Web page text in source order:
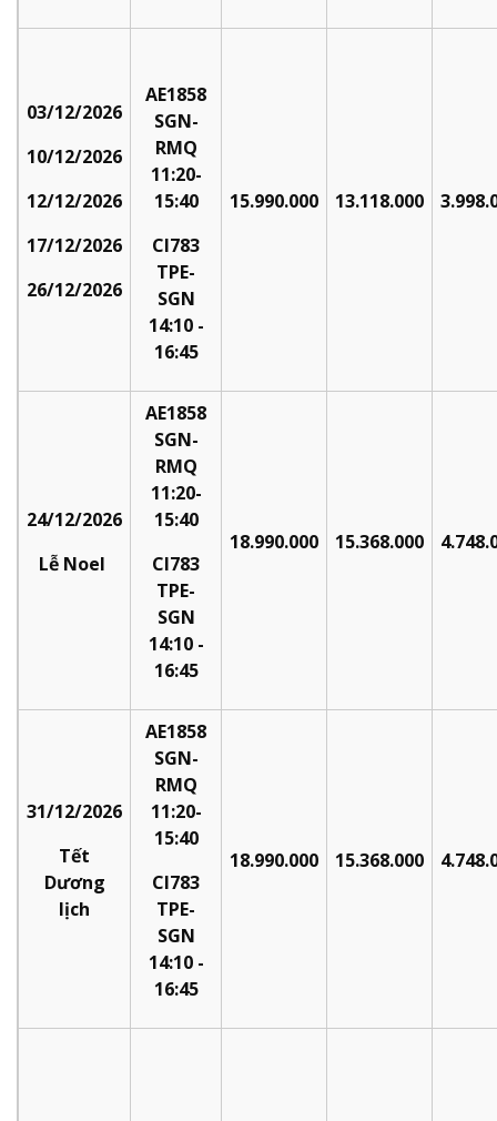
03/12/2026
10/12/2026
12/12/2026
17/12/2026
26/12/2026
AE1858
SGN-
RMQ
11:20-
15:40
CI783
TPE-
SGN
14:10 -
16:45
15.990.000 13.118.000
24/12/2026
Lễ Noel
AE1858
SGN-
RMQ
11:20-
15:40
CI783
TPE-
SGN
14:10 -
16:45
18.990.000 15.368.000
31/12/2026
Tết
Dương
lịch
AE1858
SGN-
RMQ
11:20-
15:40
CI783
TPE-
SGN
14:10 -
16:45
18.990.000 15.368.000